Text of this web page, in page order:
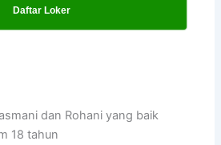
Daftar Loker
dan Rohani yang baik
18 tahun